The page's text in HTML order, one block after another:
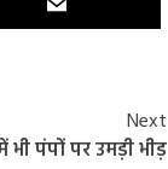
Next
पंपों पर उमड़ी भीड़